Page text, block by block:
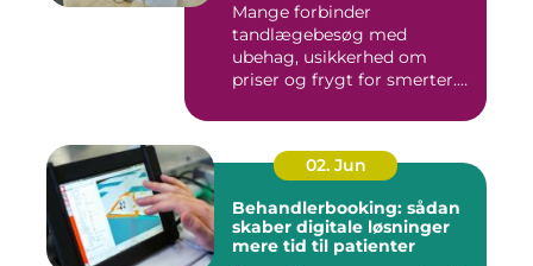
Mange forbinder
tandlægebesøg med
ubehag, usikkerhed om
priser og frygt for smerter.
02. Jun
Behandlerbooking: sådan
skaber digitale løsninger
mere tid til patienter